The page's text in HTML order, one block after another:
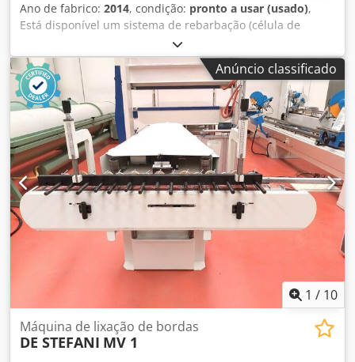
Ano de fabrico: 2014, condição: pronto a usar (usado),
Está disponível um sistema de rebarbação (célula de
rebarbação) para pós-processamento de peças metálicas
usando um robô de limpeza. Documentação disponível. É
possível fazer uma inspeção no local. Djdpfewfg Huox
Anpsck
Anúncio classificado
1 / 10
Máquina de lixação de bordas
DE STEFANI MV 1